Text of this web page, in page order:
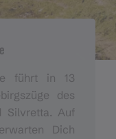
führt in 13
des
Silvretta. Auf
Dich